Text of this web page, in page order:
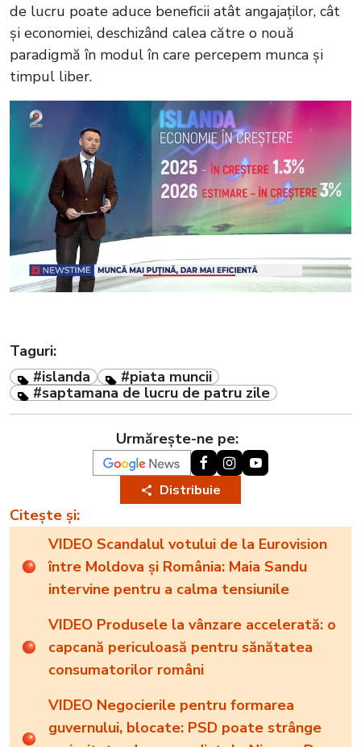
de lucru poate aduce beneficii atât angajaților, cât
și economiei, deschizând calea către o nouă
paradigmă în modul în care percepem munca și
timpul liber.
Taguri:
#islanda
#piata muncii
#saptamana de lucru de patru zile
Urmărește-ne pe:
Distribuie
Citește și:
VIDEO Scandalul votului de la Eurovision
între Moldova și România: Maia Sandu
intervine pentru a calma tensiunile
VIDEO Produsele la vânzare accelerată: o
capcană periculoasă pentru sănătatea
consumatorilor români
VIDEO Negocierile pentru formarea
guvernului, blocate: PSD poate strânge